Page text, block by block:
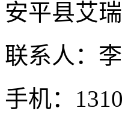
安平县艾
联系人：
手机：